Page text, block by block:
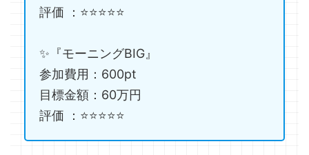
評価 ：⭐️⭐️⭐️⭐️⭐️
✨『モーニングBIG』
参加費用：600pt
目標金額：60万円
評価 ：⭐️⭐️⭐️⭐️⭐️